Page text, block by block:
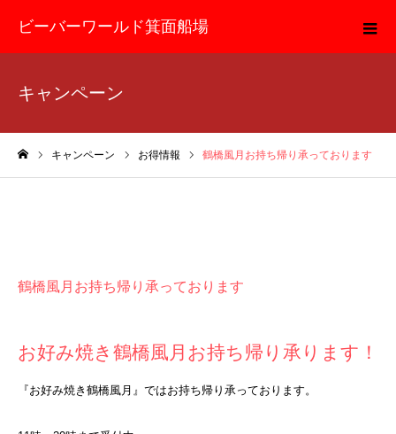
ビーバーワールド箕面船場
キャンペーン
キャンペーン お得情報 鶴橋風月お持ち帰り承っております
鶴橋風月お持ち帰り承っております
お好み焼き鶴橋風月お持ち帰り承ります！
『お好み焼き鶴橋風月』ではお持ち帰り承っております。